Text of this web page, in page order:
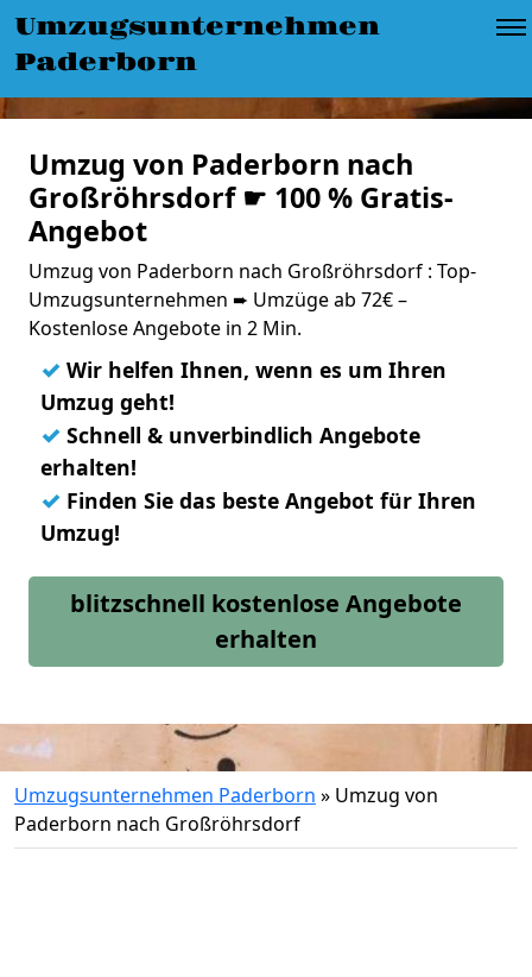
Umzugsunternehmen
Paderborn
Umzug von Paderborn nach
Großröhrsdorf ☛ 100 % Gratis-
Angebot
Umzug von Paderborn nach Großröhrsdorf : Top-
Umzugsunternehmen ➨ Umzüge ab 72€ –
Kostenlose Angebote in 2 Min.
✓ Wir helfen Ihnen, wenn es um Ihren
Umzug geht!
✓ Schnell & unverbindlich Angebote
erhalten!
✓ Finden Sie das beste Angebot für Ihren
Umzug!
blitzschnell kostenlose Angebote
erhalten
Umzugsunternehmen Paderborn » Umzug von
Paderborn nach Großröhrsdorf